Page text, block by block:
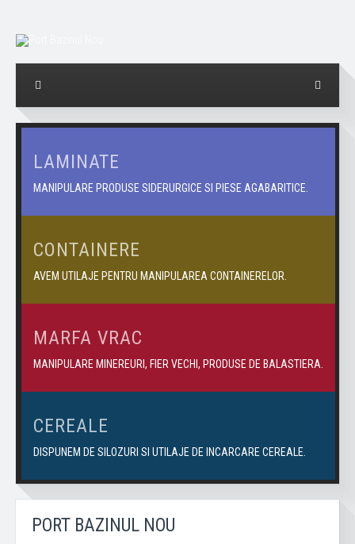
LAMINATE
MANIPULARE PRODUSE SIDERURGICE SI PIESE AGABARITICE.
CONTAINERE
AVEM UTILAJE PENTRU MANIPULAREA CONTAINERELOR.
MARFA VRAC
MANIPULARE MINEREURI, FIER VECHI, PRODUSE DE BALASTIERA.
CEREALE
DISPUNEM DE SILOZURI SI UTILAJE DE INCARCARE CEREALE.
PORT BAZINUL NOU